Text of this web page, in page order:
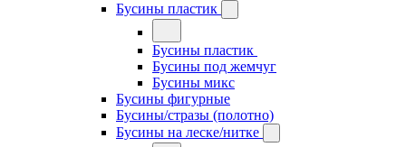
Бусины пластик
Бусины пластик
Бусины под жемчуг
Бусины микс
Бусины фигурные
Бусины/стразы (полотно)
Бусины на леске/нитке